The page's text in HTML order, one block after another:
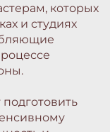
которых
и студиях